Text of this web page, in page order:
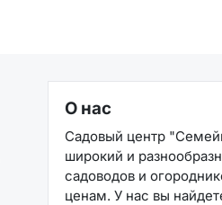
О нас
Садовый центр
широкий и
садоводов и
ценам. У нас вы